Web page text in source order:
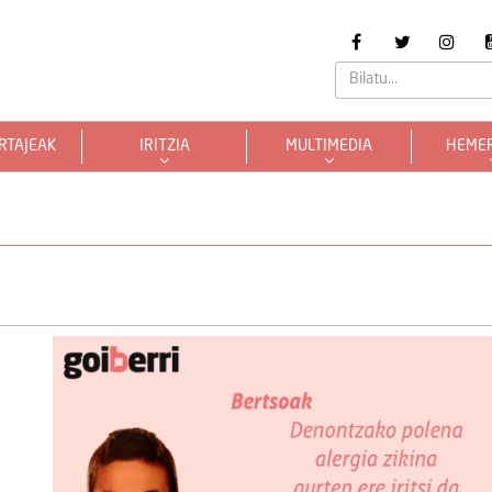
IRITZIA MULTIMEDIA